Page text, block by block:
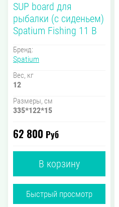
SUP board для
рыбалки (с сиденьем)
Spatium Fishing 11 B
Бренд:
Spatium
Вес, кг
12
Размеры, см
335*122*15
62 800 Руб
В корзину
Быстрый просмотр